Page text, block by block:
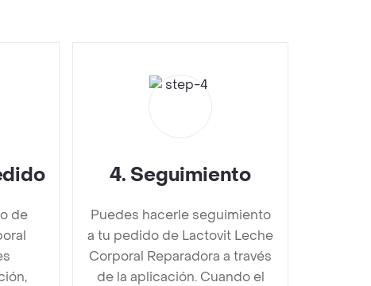
de
4. Seguimiento
Puedes hacerle seguimiento
a tu pedido de Lactovit Leche
Corporal Reparadora a través
de la aplicación. Cuando el